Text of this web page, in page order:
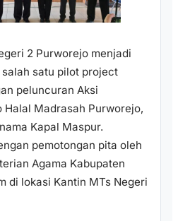
2 Purworejo menjadi
satu pilot project
peluncuran Aksi
Halal Madrasah Purworejo,
Kapal Maspur.
pemotongan pita oleh
Agama Kabupaten
di lokasi Kantin MTs Negeri